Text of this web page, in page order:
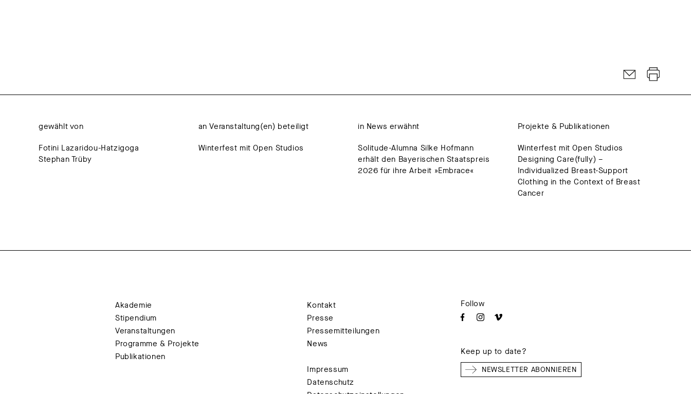
gewählt von
Fotini Lazaridou-Hatzigoga
Stephan Trüby
an Veranstaltung(en) beteiligt
Winterfest mit Open Studios
in News erwähnt
Solitude-Alumna Silke Hofmann
erhält den Bayerischen Staatspreis
2026 für ihre Arbeit »Embrace«
Projekte & Publikationen
Winterfest mit Open Studios
Designing Care(fully) –
Individualized Breast-Support
Clothing in the Context of Breast
Cancer
Akademie
Stipendium
Veranstaltungen
Programme & Projekte
Publikationen
Kontakt
Presse
Pressemitteilungen
News
Impressum
Datenschutz
Follow
Keep up to date?
NEWSLETTER ABONNIEREN